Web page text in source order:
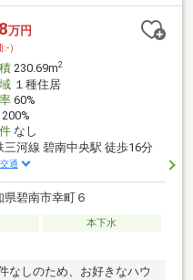
ンキー田戸店・・・約190
1500ｍ（徒歩約19分）・
分）・高浜南部保育
万円
）
230.69m2
１種住居
60%
なし
三河線 碧南中央駅 徒歩16分
通
県碧南市幸町６
本下水
なしのため、お好きなハウ